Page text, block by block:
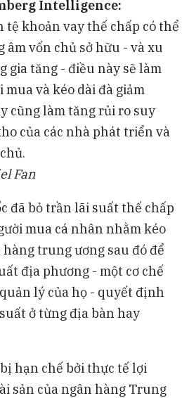
Intelligence:
khoản vay thế chấp có thể
vốn chủ sở hữu - và xu
gia tăng - điều này sẽ làm
và kéo dài đà giảm
cũng làm tăng rủi ro suy
của các nhà phát triển và
Fan
đã bỏ trần lãi suất thế chấp
mua cá nhân nhằm kéo
trung ương sau đó để
địa phương - một cơ chế
lý của họ - quyết định
ở từng địa bàn hay
hạn chế bởi thực tế lợi
sản của ngân hàng Trung